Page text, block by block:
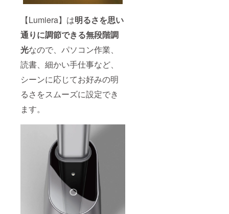
【Lumiera】は明るさを思い
通りに調節できる無段階調
光なので、パソコン作業、
読書、細かい手仕事など、
シーンに応じてお好みの明
るさをスムーズに設定でき
ます。